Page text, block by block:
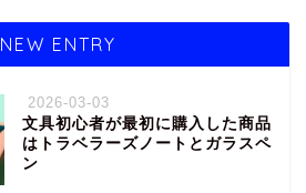
NEW ENTRY
2026-03-03
文具初心者が最初に購入した商品
はトラベラーズノートとガラスペ
ン